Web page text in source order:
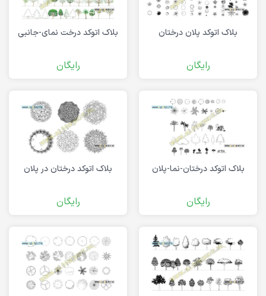
بلاک اتوکد پلان درختان
رایگان
بلاک اتوکد درخت نمای-جانبی
رایگان
بلاک اتوکد درختان-نما-پلان
رایگان
بلاک اتوکد درختان در پلان
رایگان